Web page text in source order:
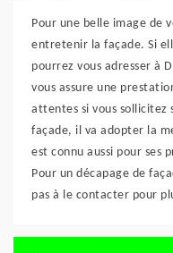
Pour une belle image de
entretenir la façade. Si
pourrez vous adresser à
vous assure une
attentes si vous sollicitez
façade, il va adopter la
est connu aussi pour ses
Pour un décapage de
pas à le contacter pour